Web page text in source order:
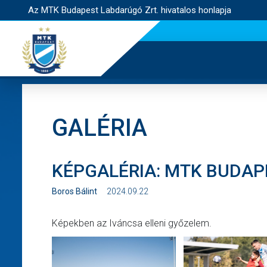
Az MTK Budapest Labdarúgó Zrt. hivatalos honlapja
GALÉRIA
KÉPGALÉRIA: MTK
Boros Bálint 2024.09.22
Képekben az Iváncsa elleni győzelem.